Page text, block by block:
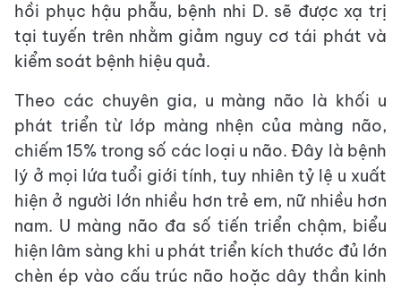
hồi phục hậu phẫu, bệnh nhi D. sẽ được xạ trị
tại tuyến trên nhằm giảm nguy cơ tái phát và
kiểm soát bệnh hiệu quả.
Theo các chuyên gia, u màng não là khối u
phát triển từ lớp màng nhện của màng não,
chiếm 15% trong số các loại u não. Đây là bệnh
lý ở mọi lứa tuổi giới tính, tuy nhiên tỷ lệ u xuất
hiện ở người lớn nhiều hơn trẻ em, nữ nhiều hơn
nam. U màng não đa số tiến triển chậm, biểu
hiện lâm sàng khi u phát triển kích thước đủ lớn
chèn ép vào cấu trúc não hoặc dây thần kinh